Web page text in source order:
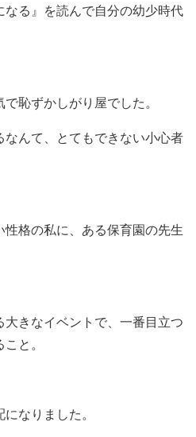
る』を読んで自分の幼少時代
恥ずかしがり屋でした。
なんて、とてもできない小心者
格の私に、ある保育園の先生
きなイベントで、一番目立つ
と。
なりました。